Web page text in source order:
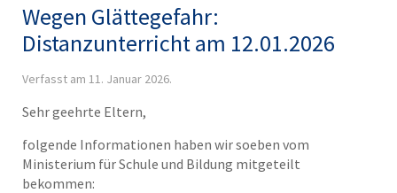
Wegen Glättegefahr:
Distanzunterricht am 12.01.2026
Verfasst am 11. Januar 2026.
Sehr geehrte Eltern,
folgende Informationen haben wir soeben vom
Ministerium für Schule und Bildung mitgeteilt
bekommen: